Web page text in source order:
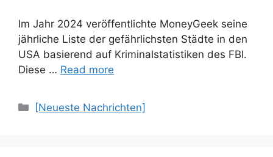
Im Jahr 2024 veröffentlichte MoneyGeek seine
jährliche Liste der gefährlichsten Städte in den
USA basierend auf Kriminalstatistiken des FBI.
Diese … Read more
Categories
[Neueste Nachrichten]